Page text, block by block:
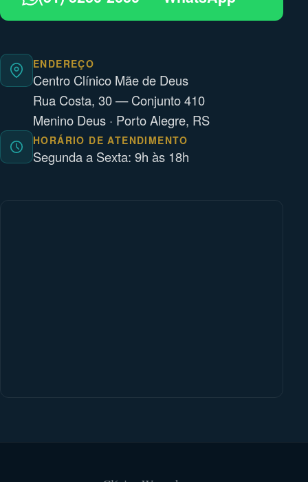
ENDEREÇO
Centro Clínico Mãe de Deus
Rua Costa, 30 — Conjunto 410
Menino Deus · Porto Alegre, RS
HORÁRIO DE ATENDIMENTO
Segunda a Sexta: 9h às 18h